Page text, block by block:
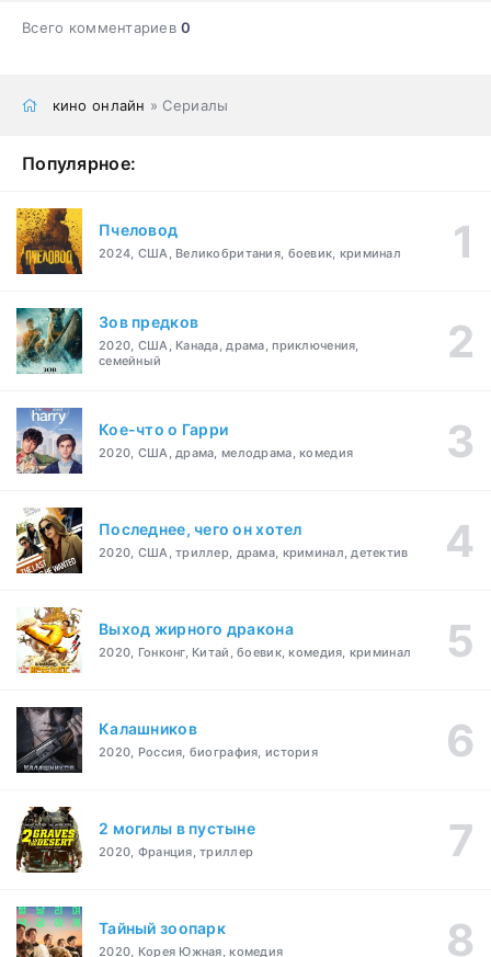
Всего комментариев0
кино онлайн » Сериалы
Популярное:
Пчеловод
2024, США, Великобритания, боевик, криминал
Зов предков
2020, США, Канада, драма, приключения,
семейный
Кое-что о Гарри
2020, США, драма, мелодрама, комедия
Последнее, чего он хотел
2020, США, триллер, драма, криминал, детектив
Выход жирного дракона
2020, Гонконг, Китай, боевик, комедия, криминал
Калашников
2020, Россия, биография, история
2 могилы в пустыне
2020, Франция, триллер
Тайный зоопарк
2020, Корея Южная, комедия